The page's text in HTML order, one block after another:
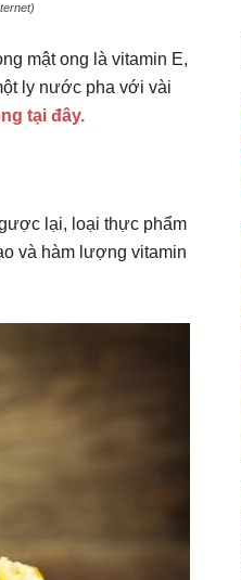
mật ong là vitamin E,
ly nước pha với vài
tại đây.
lại, loại thực phẩm
và hàm lượng vitamin